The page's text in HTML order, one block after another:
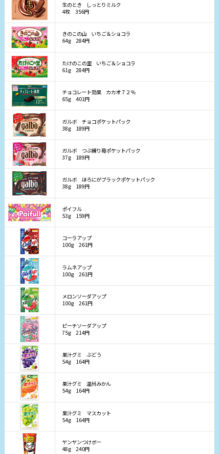
生のとき しっとりミルク
4枚
356円
きのこの山 いちご＆ショコラ
64g
284円
たけのこの里 いちご＆ショコラ
61g
284円
チョコレート効果 カカオ７２％
65g
401円
ガルボ チョコポケットパック
38g
189円
ガルボ つぶ練り苺ポケットパック
37g
189円
ガルボ ほろにがブラックポケットパック
38g
189円
ポイフル
53g
159円
コーラアップ
100g
261円
ラムネアップ
100g
261円
メロンソーダアップ
100g
261円
ピーチソーダアップ
75g
214円
果汁グミ ぶどう
54g
164円
果汁グミ 温州みかん
54g
164円
果汁グミ マスカット
54g
164円
ヤンヤンつけボー
48g
240円